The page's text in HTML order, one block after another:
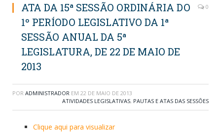
ATA DA 15ª SESSÃO ORDINÁRIA DO
1º PERÍODO LEGISLATIVO DA 1ª
SESSÃO ANUAL DA 5ª
LEGISLATURA, DE 22 DE MAIO DE
2013
0
POR ADMINISTRADOR EM 22 DE MAIO DE 2013
ATIVIDADES LEGISLATIVAS, PAUTAS E ATAS DAS SESSÕES
Clique aqui para visualizar